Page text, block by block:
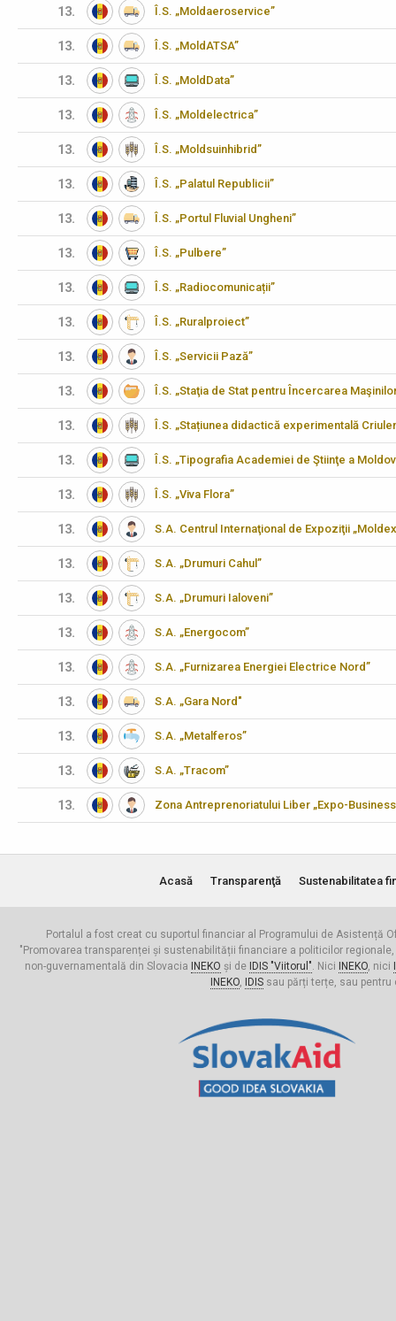
13. Î.S. „Moldaeroservice”
13. Î.S. „MoldATSA”
13. Î.S. „MoldData”
13. Î.S. „Moldelectrica”
13. Î.S. „Moldsuinhibrid”
13. Î.S. „Palatul Republicii”
13. Î.S. „Portul Fluvial Ungheni”
13. Î.S. „Pulbere”
13. Î.S. „Radiocomunicații”
13. Î.S. „Ruralproiect”
13. Î.S. „Servicii Pază”
13. Î.S. „Staţia de Stat pentru Încercarea
13. Î.S. „Stațiunea didactică experimentală
13. Î.S. „Tipografia Academiei de Ştiinţe a
13. Î.S. „Viva Flora”
13. S.A. Centrul Internaţional de Expoziţii
13. S.A. „Drumuri Cahul”
13. S.A. „Drumuri Ialoveni”
13. S.A. „Energocom”
13. S.A. „Furnizarea Energiei Electrice Nord”
13. S.A. „Gara Nord"
13. S.A. „Metalferos”
13. S.A. „Tracom”
13. Zona Antreprenoriatului Liber „Expo-
Acasă Transparenţă Sustenabilitatea
Portalul a fost creat cu suportul financiar al Programului de Asistență
"Promovarea transparenței și sustenabilității financiare a politicilor
non-guvernamentală din Slovacia
INEKO și de IDIS "Viitorul". Nici INEKO, nici
INEKO, IDISsau părți terțe, sau pentru